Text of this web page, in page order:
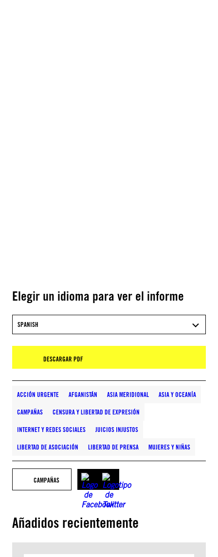
Elegir un idioma para ver el informe
SPANISH
DESCARGAR PDF
ACCIÓN URGENTE AFGANISTÁN ASIA MERIDIONAL ASIA Y OCEANÍA
CAMPAÑAS CENSURA Y LIBERTAD DE EXPRESIÓN
INTERNET Y REDES SOCIALES JUICIOS INJUSTOS
LIBERTAD DE ASOCIACIÓN LIBERTAD DE PRENSA MUJERES Y NIÑAS
CAMPAÑAS
Añadidos recientemente